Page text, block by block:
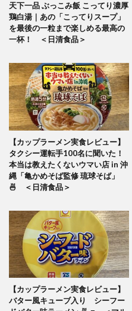
天下一品 ぶっこみ飯 こってり濃厚
鶏白湯｜あの「こってりスープ」
を最後の一粒まで楽しめる最高の
一杯！ ＜日清食品＞
【カップラーメン実食レビュー】
タクシー運転手100名に聞いた！
本当は教えたくないウマい店 in 沖
縄「亀かめそば監修 琉球そば」
🍜 ＜日清食品＞
【カップラーメン実食レビュー】
バター風キューブ入り シーフー